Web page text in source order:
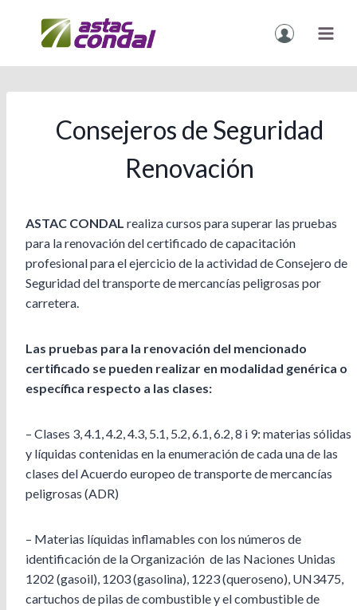
contingut
Consejeros de Seguridad
Renovación
ASTAC CONDAL realiza cursos para superar las pruebas
para la renovación del certificado de capacitación
profesional para el ejercicio de la actividad de Consejero de
Seguridad del transporte de mercancías peligrosas por
carretera.
Las pruebas para la renovación del mencionado
certificado se pueden realizar en modalidad genérica o
específica respecto a las clases:
– Clases 3, 4.1, 4.2, 4.3, 5.1, 5.2, 6.1, 6.2, 8 i 9: materias sólidas
y líquidas contenidas en la enumeración de cada una de las
clases del Acuerdo europeo de transporte de mercancías
peligrosas (ADR)
– Materias líquidas inflamables con los números de
identificación de la Organización de las Naciones Unidas
1202 (gasoil), 1203 (gasolina), 1223 (queroseno), UN3475,
cartuchos de pilas de combustible y el combustible de